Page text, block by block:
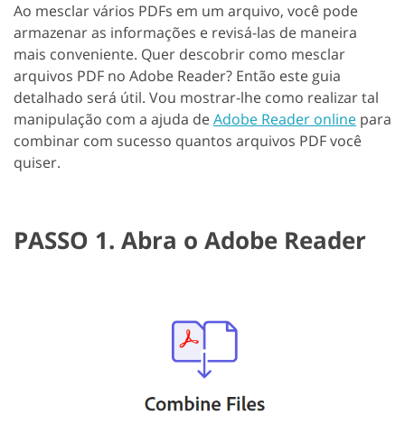
Ao mesclar vários PDFs em um arquivo, você pode
armazenar as informações e revisá-las de maneira
mais conveniente. Quer descobrir como mesclar
arquivos PDF no Adobe Reader? Então este guia
detalhado será útil. Vou mostrar-lhe como realizar tal
manipulação com a ajuda deAdobe Reader online para
combinar com sucesso quantos arquivos PDF você
quiser.
PASSO 1. Abra o Adobe Reader